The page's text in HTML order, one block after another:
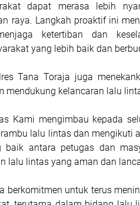
dapat merasa lebih
raya. Langkah proaktif ini
ketertiban dan
yang lebih baik dan
Tana Toraja juga
mendukung kelancaran lalu
Kami mengimbau kepada
lalu lintas dan mengikuti
baik antara petugas dan
lalu lintas yang aman dan
berkomitmen untuk terus